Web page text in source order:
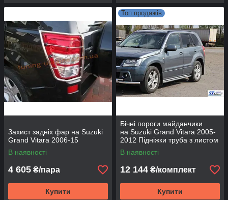
Захист задніх фар на Suzuki
Grand Vitara 2006-15
В наявності
4 605 ₴/пара
Купити
Топ продажів
Бічні пороги майданчики
на Suzuki Grand Vitara 2005-
2012 Підніжки труба з листом
Сузукі Гранд Вітара D60
Нерж
В наявності
12 144 ₴/комплект
Купити